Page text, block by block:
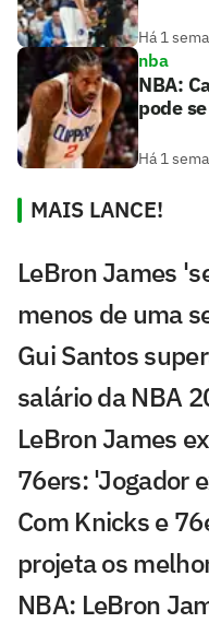
Há 1
nba
NBA:
pode
Há 1
MAIS LANCE!
LeBron James
menos de uma
Gui Santos
salário da NBA
LeBron James
76ers: 'Jogador
Com Knicks e
projeta os
NBA: LeBron